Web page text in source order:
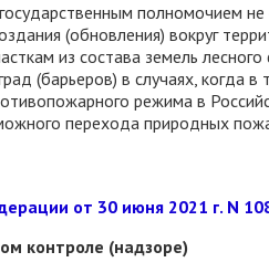
полномочием не
(обновления) вокруг
из состава земель
(барьеров) в случаях, когда в
режима в
перехода природных
от 30 июня 2021 г. N
контроле (надзоре)